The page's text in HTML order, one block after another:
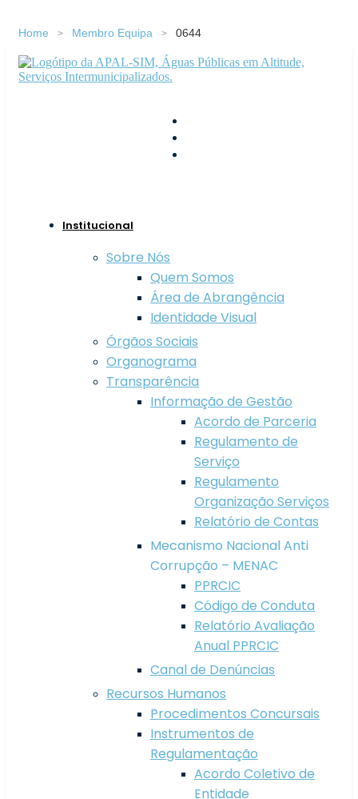
Home > Membro Equipa > 0644
Institucional
Sobre Nós
Quem Somos
Área de Abrangência
Identidade Visual
Órgãos Sociais
Organograma
Transparência
Informação de Gestão
Acordo de Parceria
Regulamento de
Serviço
Regulamento
Organização Serviços
Relatório de Contas
Mecanismo Nacional Anti
Corrupção – MENAC
PPRCIC
Código de Conduta
Relatório Avaliação
Anual PPRCIC
Canal de Denúncias
Recursos Humanos
Procedimentos Concursais
Instrumentos de
Regulamentação
Acordo Coletivo de
Entidade